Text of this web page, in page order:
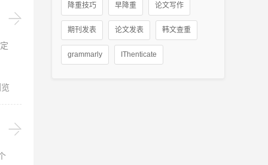
降重技巧 早降重 论文写作
期刊发表 论文发表 韩文查重
grammarly IThenticate